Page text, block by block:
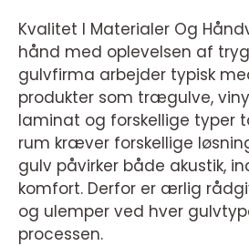
Kvalitet I Materialer Og
hånd med oplevelsen af
gulvfirma arbejder typisk
produkter som trægulve,
laminat og forskellige typer
rum kræver forskellige
gulv påvirker både akustik,
komfort. Derfor er ærlig
og ulemper ved hver
processen.